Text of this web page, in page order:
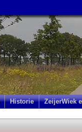
Historie ZeijerWiek